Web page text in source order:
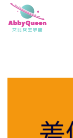
Skip
content